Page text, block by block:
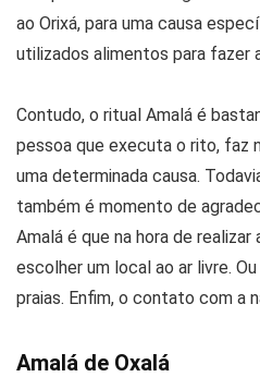
ao Orixá, para uma causa
utilizados alimentos para fazer
Contudo, o ritual Amalá é
pessoa que executa o rito, faz
uma determinada causa.
também é momento de
Amalá é que na hora de
escolher um local ao ar livre.
praias. Enfim, o contato com a
Amalá de Oxalá